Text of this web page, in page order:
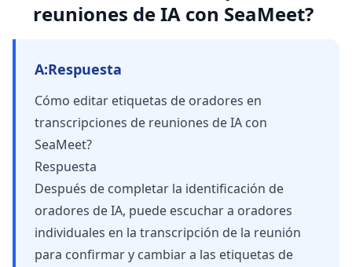
reuniones de IA con SeaMeet?
A:Respuesta
Cómo editar etiquetas de oradores en
transcripciones de reuniones de IA con
SeaMeet?
Respuesta
Después de completar la identificación de
oradores de IA, puede escuchar a oradores
individuales en la transcripción de la reunión
para confirmar y cambiar a las etiquetas de